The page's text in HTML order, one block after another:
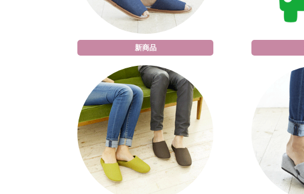
新商品